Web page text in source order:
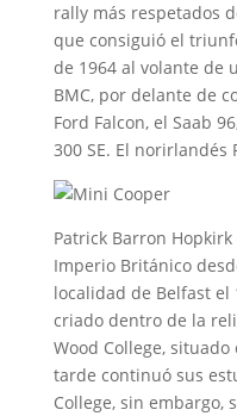
rally más respetados
que consiguió el
de 1964 al volante de
BMC, por delante de
Ford Falcon, el Saab
300 SE. El norirlandés
Patrick Barron
Imperio Británico
localidad de Belfast el
criado dentro de la
Wood College,
tarde continuó sus
College, sin embargo,